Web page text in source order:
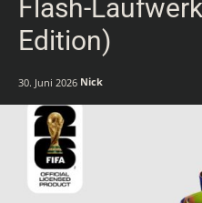
Flash-
Edition)
30. Juni 2026 Nick